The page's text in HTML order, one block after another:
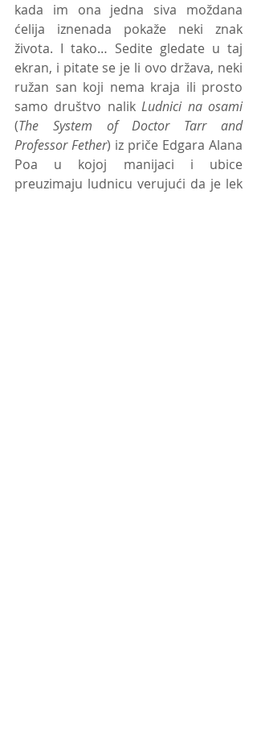
kada im ona jedna siva moždana
ćelija iznenada pokaže neki znak
života. I tako… Sedite gledate u taj
ekran, i pitate se je li ovo država, neki
ružan san koji nema kraja ili prosto
samo društvo nalik
Ludnici na osami
(The System of Doctor Tarr and
Professor Fether) iz priče Edgara Alana
Poa u kojoj manijaci i ubice
preuzimaju ludnicu verujući da je lek